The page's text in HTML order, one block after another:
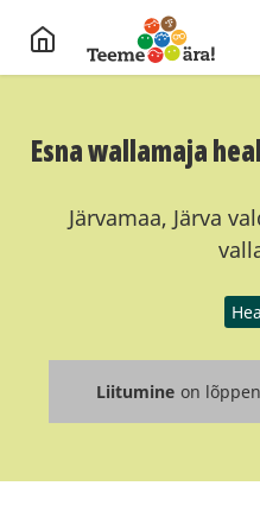
Esna wallamaja
Järvamaa, Järva
Liitumine on